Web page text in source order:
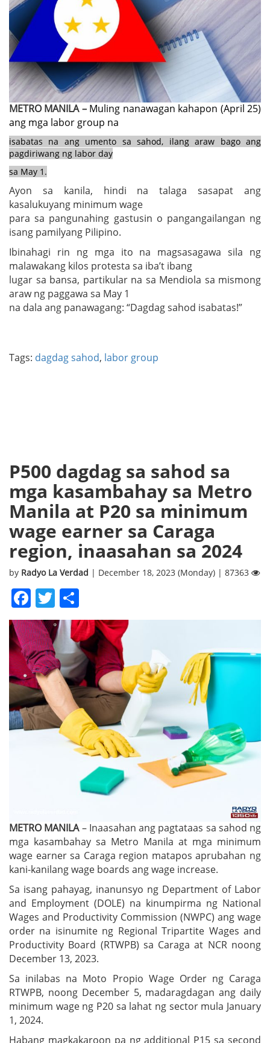
METRO MANILA – Muling nanawagan kahapon (April 25)
ang mga labor group na
isabatas na ang umento sa sahod, ilang araw bago ang
pagdiriwang ng labor day
sa May 1.
Ayon sa kanila, hindi na talaga sasapat ang
kasalukuyang minimum wage
para sa pangunahing gastusin o pangangailangan ng
isang pamilyang Pilipino.
Ibinahagi rin ng mga ito na magsasagawa sila ng
malawakang kilos protesta sa iba’t ibang
lugar sa bansa, partikular na sa Mendiola sa mismong
araw ng paggawa sa May 1
na dala ang panawagang: “Dagdag sahod isabatas!”
Tags: dagdag sahod, labor group
P500 dagdag sa sahod sa
mga kasambahay sa Metro
Manila at P20 sa minimum
wage earner sa Caraga
region, inaasahan sa 2024
by Radyo La Verdad | December 18, 2023 (Monday) | 87363
Facebook
Twitter
METRO MANILA– Inaasahan ang pagtataas sa sahod ng
mga kasambahay sa Metro Manila at mga minimum
wage earner sa Caraga region matapos aprubahan ng
kani-kanilang wage boards ang wage increase.
Sa isang pahayag, inanunsyo ng Department of Labor
and Employment (DOLE) na kinumpirma ng National
Wages and Productivity Commission (NWPC) ang wage
order na isinumite ng Regional Tripartite Wages and
Productivity Board (RTWPB) sa Caraga at NCR noong
December 13, 2023.
Sa inilabas na Moto Propio Wage Order ng Caraga
RTWPB, noong December 5, madaragdagan ang daily
minimum wage ng P20 sa lahat ng sector mula January
1, 2024.
Habang magkakaroon pa ng additional P15 sa second